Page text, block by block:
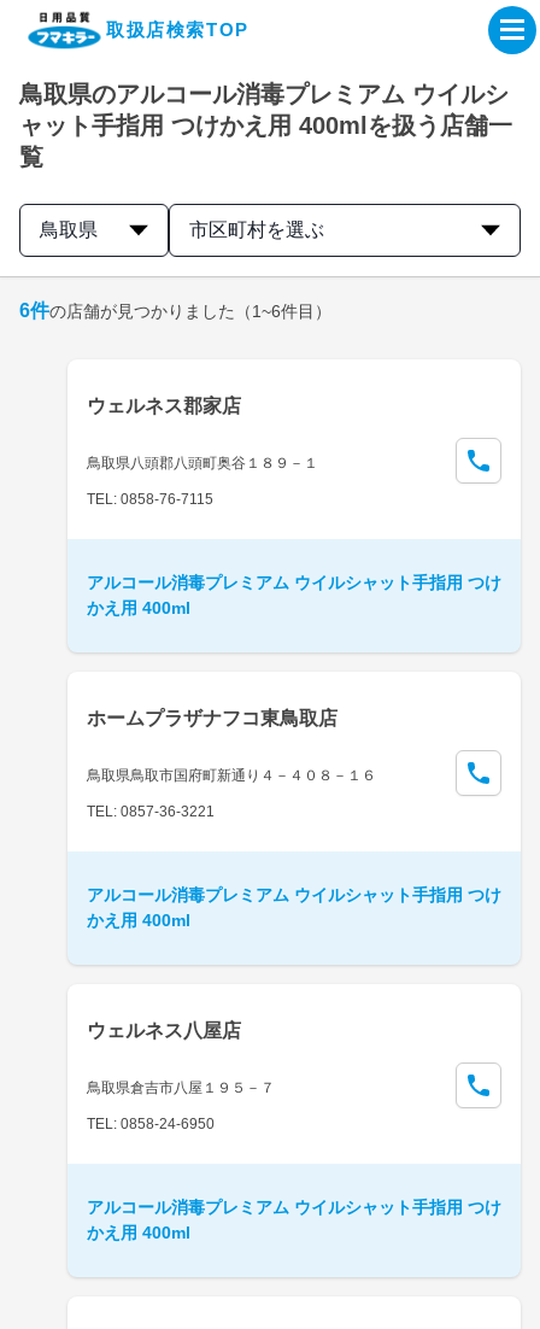
取扱店検索TOP
企業・IR情報サイト
オンラインショップ
製品検索はこちら
鳥取県のアルコール消毒プレミアム ウイルシ
ャット手指用 つけかえ用 400mlを扱う店舗一
覧
鳥取県 市区町村を選ぶ
6件の店舗が見つかりました （1~6件目）
ウェルネス郡家店
鳥取県八頭郡八頭町奥谷１８９－１
TEL: 0858-76-7115
アルコール消毒プレミアム ウイルシャット手指用 つけ
かえ用 400ml
ホームプラザナフコ東鳥取店
鳥取県鳥取市国府町新通り４－４０８－１６
TEL: 0857-36-3221
アルコール消毒プレミアム ウイルシャット手指用 つけ
かえ用 400ml
ウェルネス八屋店
鳥取県倉吉市八屋１９５－７
TEL: 0858-24-6950
アルコール消毒プレミアム ウイルシャット手指用 つけ
かえ用 400ml